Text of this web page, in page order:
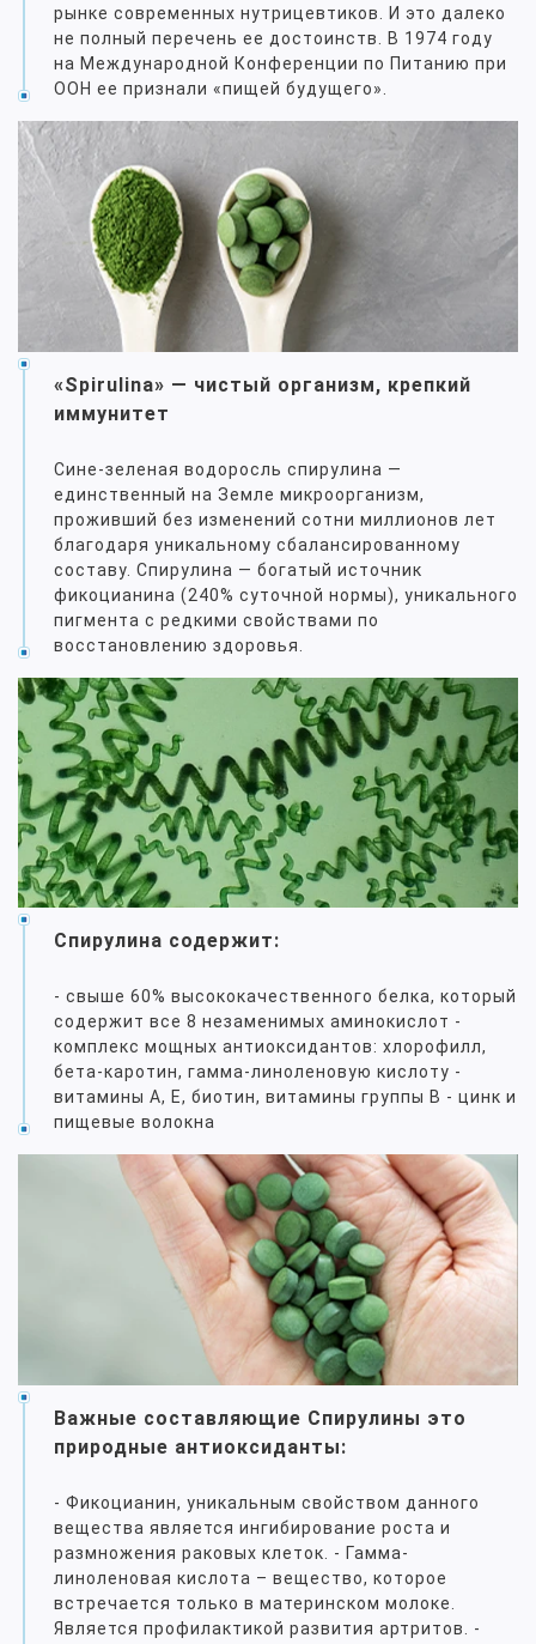
рынке современных нутрицевтиков. И это далеко
не полный перечень ее достоинств. В 1974 году
на Международной Конференции по Питанию при
ООН ее признали «пищей будущего».
«Spirulina» — чистый организм, крепкий
иммунитет
Сине-зеленая водоросль спирулина —
единственный на Земле микроорганизм,
проживший без изменений сотни миллионов лет
благодаря уникальному сбалансированному
составу. Спирулина — богатый источник
фикоцианина (240% суточной нормы), уникального
пигмента с редкими свойствами по
восстановлению здоровья.
Cпирулина содержит:
- свыше 60% высококачественного белка, который
содержит все 8 незаменимых аминокислот -
комплекс мощных антиоксидантов: хлорофилл,
бета-каротин, гамма-линоленовую кислоту -
витамины А, Е, биотин, витамины группы В - цинк и
пищевые волокна
Важные составляющие Спирулины это
природные антиоксиданты:
- Фикоцианин, уникальным свойством данного
вещества является ингибирование роста и
размножения раковых клеток. - Гамма-
линоленовая кислота – вещество, которое
встречается только в материнском молоке.
Является профилактикой развития артритов. -